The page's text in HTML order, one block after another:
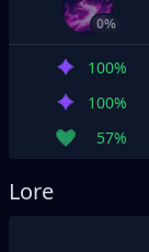
0%
100%
100%
57%
Lore